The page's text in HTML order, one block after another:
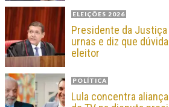
ELEIÇÕES 2026
Presidente da
urnas e diz que
eleitor
POLÍTICA
Lula concentra